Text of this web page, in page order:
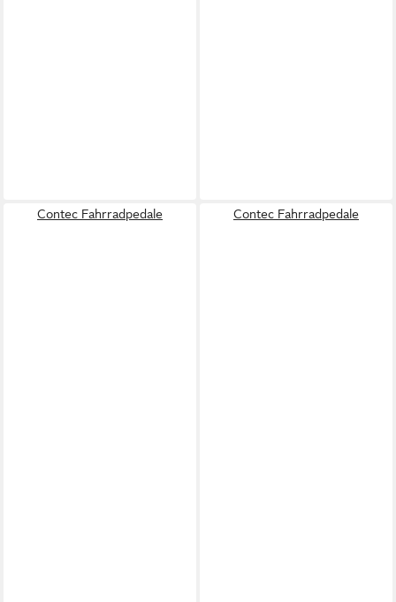
Contec Fahrradpedale Contec Fahrradpedale